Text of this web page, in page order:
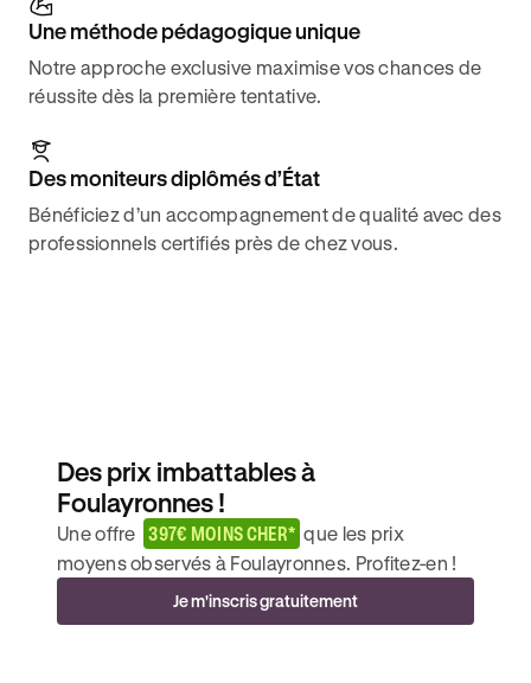
Une méthode pédagogique unique
Notre approche exclusive maximise vos chances de
réussite dès la première tentative.
Des moniteurs diplômés d’État
Bénéficiez d’un accompagnement de qualité avec des
professionnels certifiés près de chez vous.
Des prix imbattables à
Foulayronnes !
Une offre 397€ MOINS CHER* que les prix
moyens observés à Foulayronnes. Profitez-en !
Je m'inscris gratuitement